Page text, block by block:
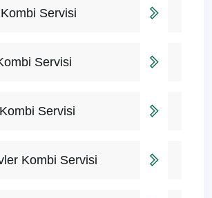
Servisi
Servisi
Servisi
Kombi Servisi